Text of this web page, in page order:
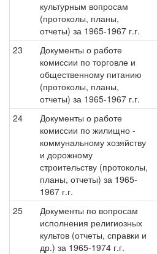
культурным вопросам
(протоколы, планы,
отчеты) за 1965-1967 г.г.
23
Документы о работе
комиссии по торговле и
общественному питанию
(протоколы, планы,
отчеты) за 1965-1967 г.г.
24
Документы о работе
комиссии по жилищно -
коммунальному хозяйству
и дорожному
строительству (протоколы,
планы, отчеты) за 1965-
1967 г.г.
25
Документы по вопросам
исполнения религиозных
культов (отчеты, справки и
др.) за 1965-1974 г.г.